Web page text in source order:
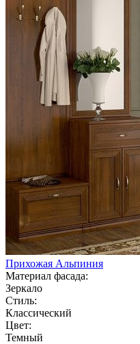
Прихожая Альпиния
Материал фасада:
Зеркало
Стиль:
Классический
Цвет:
Темный